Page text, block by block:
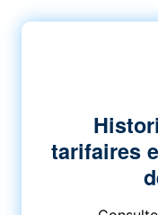
tarifaires